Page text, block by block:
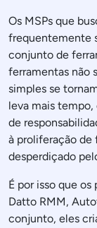
Os MSPs que
frequentemente
conjunto de
ferramentas não
simples se
leva mais
de
à proliferação de
desperdiçado
É por isso que
Datto RMM,
conjunto, eles